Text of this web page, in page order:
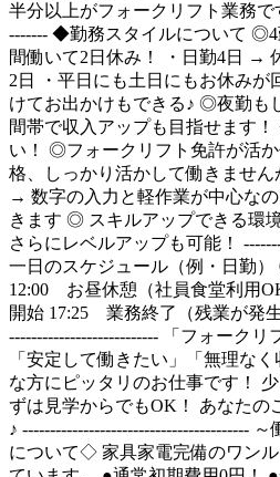
半分以上がフォークリフト業務で
------- ◆勤務スタイルについて ◎4
間働いて2日休み！ ・日勤4日 →
2日 ・平日にも土日にもお休みが
けてお出かけもできる♪ ◎夜勤も
間帯で収入アップも目指せます
い！ ◎フォークリフト免許が活
格、しっかり活かして働きませ
→ 数字の入力と軽作業が中心な
きます ◎ スキルアップできる環
さらにレベルアップも可能！
一日のスケジュール（例・日勤
12:00 お昼休憩（社員食堂利用
開始 17:25 業務終了（残業が発
--------------------------- 「フォークリ
「安定して働きたい」「無理な
な方にピッタリのお仕事です！
ずは見学からでもOK！ あなたの
♪ -----------------------------------------
について◇ 家具家電完備のワン